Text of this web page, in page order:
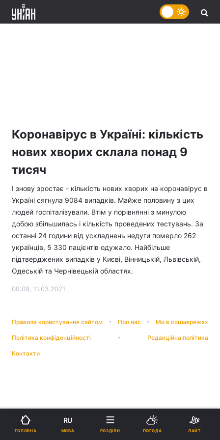
Коронавірус в Україні: кількість
нових хворих склала понад 9
тисяч
І знову зростає - кількість нових хворих на коронавірус в
Україні сягнула 9084 випадків. Майже половину з цих
людей госпіталізували. Втім у порівнянні з минулою
добою збільшилась і кількість проведених тестувань. За
останні 24 години від ускладнень недуги померло 262
українців, 5 330 пацієнтів одужало. Найбільше
підтверджених випадків у Києві, Вінницькій, Львівській,
Одеській та Чернівецькій областях.
09:09, 11.03.2021
Правила користування сайтом Про нас Ми в соцмережах
Політика конфіденційності Редакційна політика
Контакти
ГОЛОВНА
RU
МОВА РОЗДІЛИ ПОГОДА ЛАЙТ